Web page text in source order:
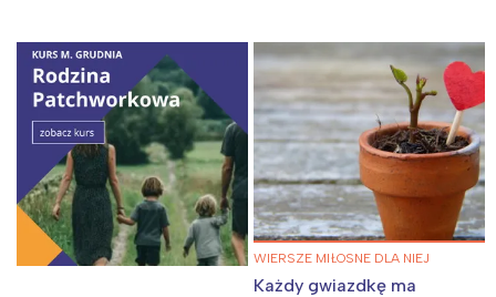
WIERSZE MIŁOSNE DLA NIEJ
Każdy gwiazdkę ma